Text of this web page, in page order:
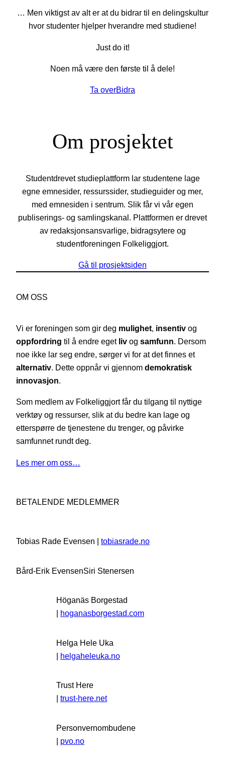
… Men viktigst av alt er at du bidrar til en delingskultur
hvor studenter hjelper hverandre med studiene!
Just do it!
Noen må være den første til å dele!
Ta overBidra
Om prosjektet
Studentdrevet studieplattform lar studentene lage
egne emnesider, ressurssider, studieguider og mer,
med emnesiden i sentrum. Slik får vi vår egen
publiserings- og samlingskanal. Plattformen er drevet
av redaksjonsansvarlige, bidragsytere og
studentforeningen Folkeliggjort.
Gå til prosjektsiden
OM OSS
Vi er foreningen som gir deg mulighet, insentiv og
oppfordring til å endre eget liv og samfunn. Dersom
noe ikke lar seg endre, sørger vi for at det finnes et
alternativ. Dette oppnår vi gjennom demokratisk
innovasjon.
Som medlem av Folkeliggjort får du tilgang til nyttige
verktøy og ressurser, slik at du bedre kan lage og
etterspørre de tjenestene du trenger, og påvirke
samfunnet rundt deg.
Les mer om oss…
BETALENDE MEDLEMMER
Tobias Rade Evensen | tobiasrade.no
Bård-Erik EvensenSiri Stenersen
Höganäs Borgestad
| hoganasborgestad.com
Helga Hele Uka
| helgaheleuka.no
Trust Here
trust-here.net
Personvernombudene
| pvo.no